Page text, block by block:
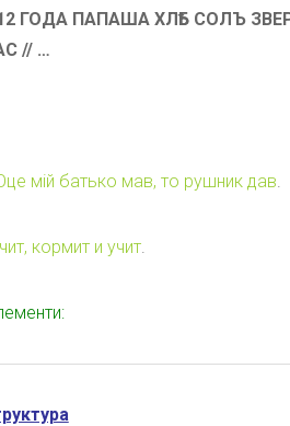
ГОДА ПАПАША ХЛѢБ СОЛЪ
// …
мій батько мав, то рушник дав.
кормит и учит.